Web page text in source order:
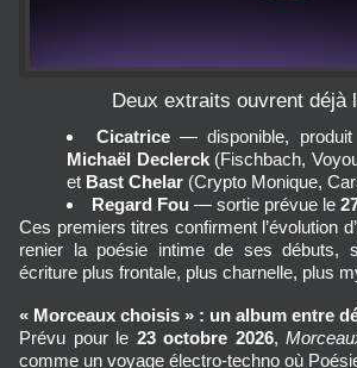
Deux extraits ouvrent déjà
Cicatrice
Michaël Declerck (Fischbach,
et Bast Chelar (Crypto Monique,
Regard Fou — sortie prévue le
Ces premiers titres confirment l’évolution
renier la poésie intime de ses débuts,
écriture plus frontale, plus charnelle, plus
« Morceaux choisis » : un album entre
Prévu pour le 23 octobre 2026,
comme un voyage électro-techno où